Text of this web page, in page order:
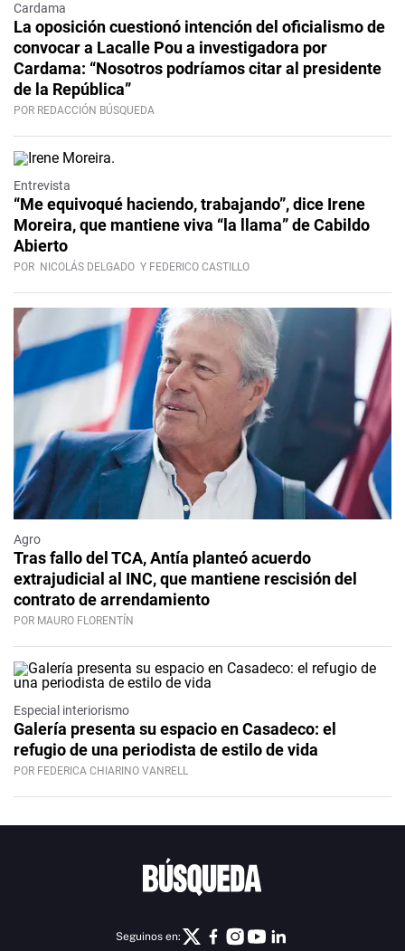
Cardama
La oposición cuestionó intención del oficialismo de
convocar a Lacalle Pou a investigadora por
Cardama: “Nosotros podríamos citar al presidente
de la República”
POR REDACCIÓN BÚSQUEDA
Video
Entrevista
“Me equivoqué haciendo, trabajando”, dice Irene
Moreira, que mantiene viva “la llama” de Cabildo
Abierto
POR NICOLÁS DELGADO Y FEDERICO CASTILLO
Agro
Tras fallo del TCA, Antía planteó acuerdo
extrajudicial al INC, que mantiene rescisión del
contrato de arrendamiento
POR MAURO FLORENTÍN
Especial interiorismo
Galería presenta su espacio en Casadeco: el
refugio de una periodista de estilo de vida
POR FEDERICA CHIARINO VANRELL
Seguinos en: